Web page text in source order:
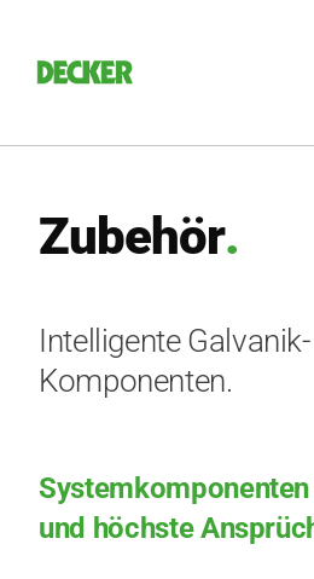
springen
Sili­zi­um
Retro­fit
Zube­hör
Zubehör.
Intelligente Galvanik-
Komponenten.
und höchste